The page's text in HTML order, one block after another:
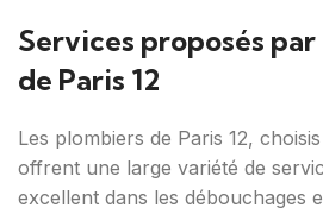
Services proposés
de Paris 12
Les plombiers de Paris 12,
offrent une large variété de
excellent dans les débouchages